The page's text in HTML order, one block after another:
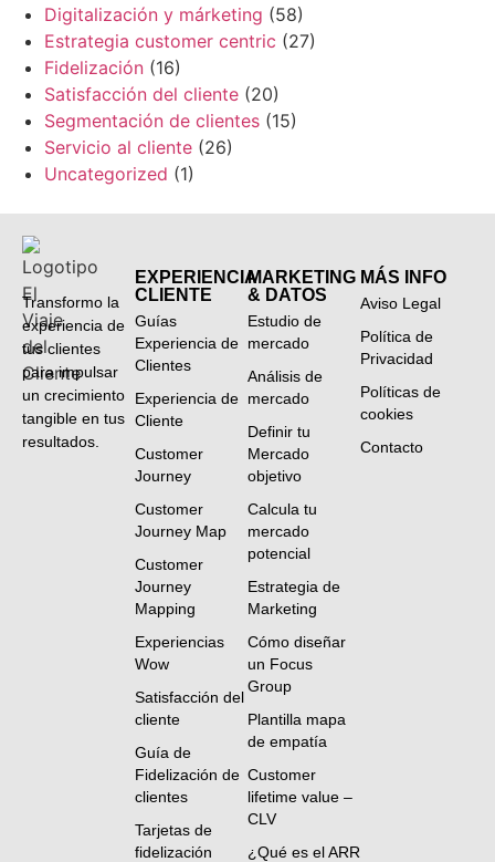
Digitalización y márketing (58)
Estrategia customer centric (27)
Fidelización (16)
Satisfacción del cliente (20)
Segmentación de clientes (15)
Servicio al cliente (26)
Uncategorized (1)
Transformo la
experiencia de
tus clientes
para impulsar
un crecimiento
tangible en tus
resultados.
EXPERIENCIA
CLIENTE
Guías
Experiencia de
Clientes
Experiencia de
Cliente
Customer
Journey
Customer
Journey Map
Customer
Journey
Mapping
Experiencias
Wow
Satisfacción del
cliente
Guía de
Fidelización de
clientes
Tarjetas de
fidelización
MARKETING
& DATOS
Estudio de
mercado
Análisis de
mercado
Definir tu
Mercado
objetivo
Calcula tu
mercado
potencial
Estrategia de
Marketing
Cómo diseñar
un Focus
Group
Plantilla mapa
de empatía
Customer
lifetime value –
CLV
¿Qué es el ARR
MÁS INFO
Aviso Legal
Política de
Privacidad
Políticas de
cookies
Contacto